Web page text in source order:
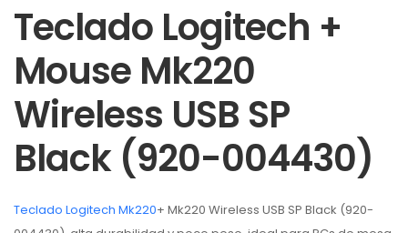
Teclado Logitech +
Mouse Mk220
Wireless USB SP
Black (920-004430)
Teclado Logitech Mk220+ Mk220 Wireless USB SP Black (920-